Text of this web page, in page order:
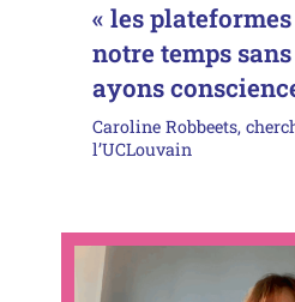
« les
notre temps
ayons
Caroline Robbeets,
l’UCLouvain